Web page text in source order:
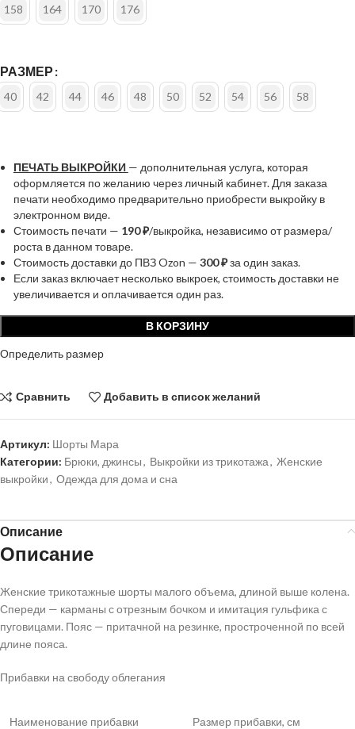
158 164 170 176
РАЗМЕР
40 42 44 46 48 50 52 54 56 58
ПЕЧАТЬ ВЫКРОЙКИ — дополнительная услуга, которая
оформляется по желанию через личный кабинет. Для заказа
печати необходимо предварительно приобрести выкройку в
электронном виде.
Стоимость печати — 190 ₽/выкройка, независимо от размера/
роста в данном товаре.
Стоимость доставки до ПВЗ Ozon — 300 ₽за один заказ.
Если заказ включает несколько выкроек, стоимость доставки не
увеличивается и оплачивается один раз.
В КОРЗИНУ
Определить размер
Сравнить Добавить в список желаний
Артикул: Шорты Мара
Категории: Брюки, джинсы, Выкройки из трикотажа, Женские
выкройки, Одежда для дома и сна
Описание
Описание
Женские трикотажные шорты малого объема, длиной выше колена.
Спереди — карманы с отрезным бочком и имитация гульфика с
пуговицами. Пояс — притачной на резинке, простроченной по всей
длине пояса.
Прибавки на свободу облегания
Наименование прибавки Размер прибавки, см